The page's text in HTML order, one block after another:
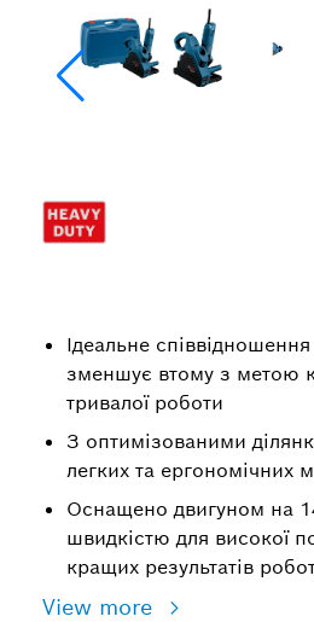
Ідеальне
зменшує втому з метою
тривалої роботи
З оптимізованими
легких та ергономічних
Оснащено двигуном на
швидкістю для високої
кращих результатів
View more